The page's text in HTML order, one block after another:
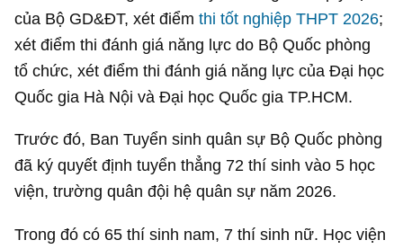
của Bộ GD&ĐT, xét điểmthi tốt nghiệp THPT 2026;
xét điểm thi đánh giá năng lực do Bộ Quốc phòng
tổ chức, xét điểm thi đánh giá năng lực của Đại học
Quốc gia Hà Nội và Đại học Quốc gia TP.HCM.
Trước đó, Ban Tuyển sinh quân sự Bộ Quốc phòng
đã ký quyết định tuyển thẳng 72 thí sinh vào 5 học
viện, trường quân đội hệ quân sự năm 2026.
Trong đó có 65 thí sinh nam, 7 thí sinh nữ. Học viện